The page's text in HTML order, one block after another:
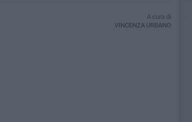
A cura di
VINCENZA URBANO